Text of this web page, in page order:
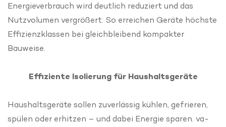
Energieverbrauch wird deutlich reduziert und das
Nutzvolumen vergrößert. So erreichen Geräte höchste
Effizienzklassen bei gleichbleibend kompakter
Bauweise. ​
Effiziente Isolierung für Haushaltsgeräte
Haushaltsgeräte sollen zuverlässig kühlen, gefrieren,
spülen oder erhitzen – und dabei Energie sparen. va-